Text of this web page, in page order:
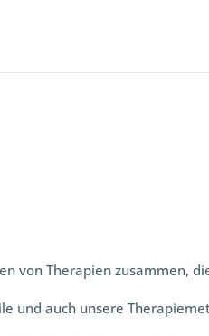
von Therapien zusammen,
und auch unsere